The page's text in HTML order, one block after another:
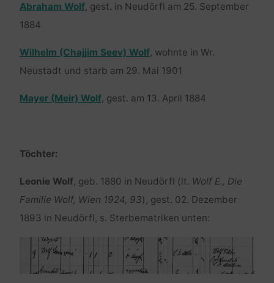
Abraham Wolf, gest. in Neudörfl am 25. September
1884
Wilhelm (Chajjim Seev) Wolf, wohnte in Wr.
Neustadt und starb am 29. Mai 1901
Mayer (Meir) Wolf, gest. am 13. April 1884
Töchter:
Leonie Wolf, geb. 1880 in Neudörfl (lt. Wolf E., Die
Familie Wolf, Wien 1924, 93), gest. 02. Dezember
1893 in Neudörfl, s. Sterbematriken unten: